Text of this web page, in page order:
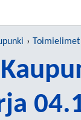
Toimielimet